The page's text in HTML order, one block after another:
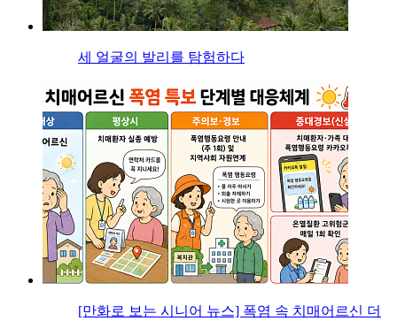
세 얼굴의 발리를 탐험하다
[만화로 보는 시니어 뉴스] 폭염 속 치매어르신 더